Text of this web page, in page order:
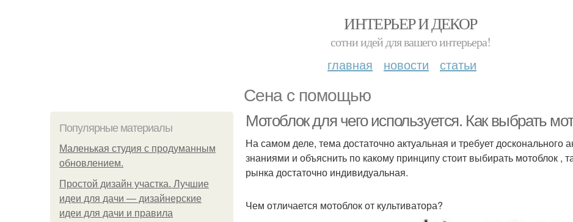
ИНТЕРЬЕР И ДЕКОР
сотни идей для вашего интерьера!
главная новости статьи
Сена с помощью
Популярные материалы
Маленькая студия с продуманным
обновлением.
Простой дизайн участка. Лучшие
идеи для дачи — дизайнерские
идеи для дачи и правила
Мотоблок для чего используется. Как выбрать
На самом деле, тема достаточно актуальная и требует
знаниями и объяснить по какому принципу стоит выбирать мотоблок ,
рынка достаточно индивидуальная.
Чем отличается мотоблок от культиватора?